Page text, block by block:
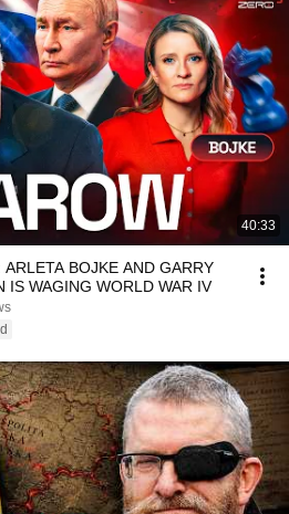
40:33
BOJKE AND GARRY
IS WAGING WORLD WAR IV